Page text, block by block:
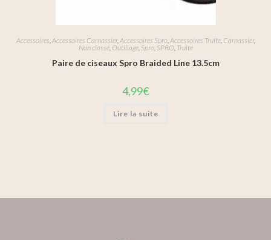
Accessoires Accessoires Carnassier, Accessoires Spro, Accessoires Truite, Carnassier,
Non classé, Outillage, Spro, SPRO, Truite
Paire de ciseaux Spro Braided Line 13.5cm
4,99€
Lire la suite